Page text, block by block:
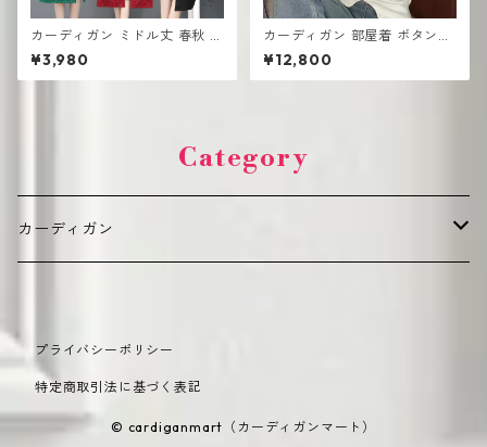
カーディガン ミドル丈 春秋 韓
国風 オーバーザニー
¥3,980
カーディガン 部屋着 ボタンな
し レディース 薄手 高見え シ
ンプル 韓国風
¥12,800
Category
カーディガン
カジュアル
オーバーサイズ
オフィス・きれいめ（通勤・フォーマル向け）
季節別・機能性（シーズン・機能重視）
プライバシーポリシー
特定商取引法に基づく表記
© cardiganmart（カーディガンマート）